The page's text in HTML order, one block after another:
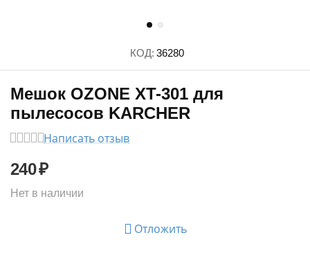
КОД: 36280
Мешок OZONE XT-301 для
пылесосов KARCHER
Написать отзыв
240₽
Нет в наличии
Отложить